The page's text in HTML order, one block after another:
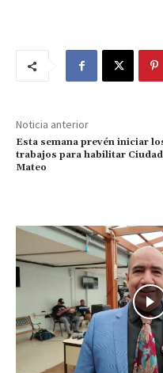
Noticia anterior
Esta semana prevén iniciar
trabajos para habilitar Ciudad
Mateo